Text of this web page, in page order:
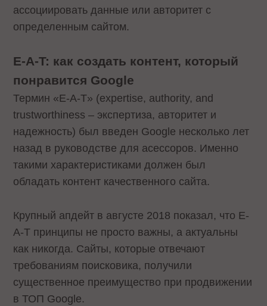
ассоциировать данные или авторитет с
определенным сайтом.
E-A-T: как создать контент, который
понравится Google
Термин «E-A-T» (expertise, authority, and
trustworthiness – экспертиза, авторитет и
надежность) был введен Google несколько лет
назад в руководстве для асессоров. Именно
такими характеристиками должен был
обладать контент качественного сайта.
Крупный апдейт в августе 2018 показал, что E-
A-T принципы не просто важны, а актуальны
как никогда. Сайты, которые отвечают
требованиям поисковика, получили
существенное преимущество при продвижении
в ТОП Google.